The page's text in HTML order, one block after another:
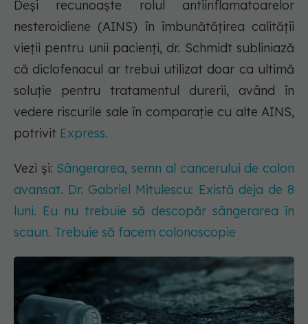
Deși recunoaște rolul antiinflamatoarelor
nesteroidiene (AINS) în îmbunătățirea calității
vieții pentru unii pacienți, dr. Schmidt subliniază
că diclofenacul ar trebui utilizat doar ca ultimă
soluție pentru tratamentul durerii, având în
vedere riscurile sale în comparație cu alte AINS,
potrivit Express.
Vezi și: Sângerarea, semn al cancerului de colon
avansat. Dr. Gabriel Mitulescu: Există deja de 8
luni. Eu nu trebuie să descopăr sângerarea în
scaun. Trebuie să facem colonoscopie